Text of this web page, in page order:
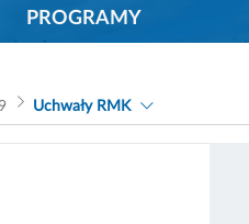
PROGRAMY
Uchwały RMK